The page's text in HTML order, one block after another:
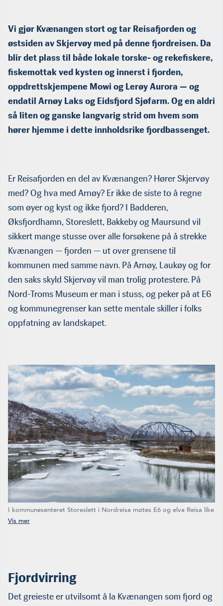
Vi gjør Kvænangen stort og tar Reisafjorden og
østsiden av Skjervøy med på denne fjordreisen. Da
blir det plass til både lokale torske- og rekefiskere,
fiskemottak ved kysten og innerst i fjorden,
oppdrettskjempene Mowi og Lerøy Aurora — og
endatil Arnøy Laks og Eidsfjord Sjøfarm. Og en aldri
så liten og ganske langvarig strid om hvem som
hører hjemme i dette innholdsrike fjordbassenget.
Er Reisafjorden en del av Kvænangen? Hører Skjervøy
med? Og hva med Arnøy? Er ikke de siste to å regne
som øyer og kyst og ikke fjord? I Badderen,
Øksfjordhamn, Storeslett, Bakkeby og Maursund vil
sikkert mange stusse over alle forsøkene på å strekke
Kvænan­gen — fjorden — ut over grensene til
kommunen med samme navn. På Arnøy, Laukøy og for
den saks skyld Skjervøy vil man trolig protestere. På
Nord-Troms Museum er man i stuss, og peker på at E6
og kommunegrenser kan sette mentale skiller i folks
oppfatning av landskapet.
I kommunesenteret Storeslett i Nordreisa møtes E6 og elva Reisa like
ved monumentalbygget Halti. Reisa-laksen gjør fjorden uten­for til
Fjordvirring
Det greieste er utvilsomt å la Kvænangen som fjord og